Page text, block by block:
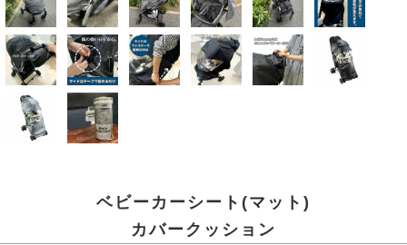
ベビーカーシート(マット)
カバークッション